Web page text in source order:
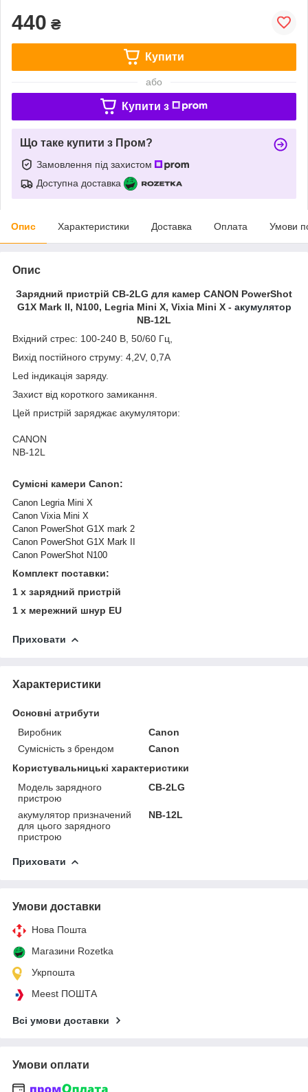
440 ₴
Купити
або
Купити з
Що таке купити з Пром?
Замовлення під захистом
Доступна доставка
Опис Характеристики Доставка Оплата Умови
Опис
Зарядний пристрій CB-2LG для камер CANON PowerShot
G1X Mark II, N100, Legria Mini X, Vixia Mini X - акумулятор
NB-12L
Вхідний стрес: 100-240 В, 50/60 Гц,
Вихід постійного струму: 4,2V, 0,7A
Led індикація заряду.
Захист від короткого замикання.
Цей пристрій заряджає акумулятори:
CANON
NB-12L
Сумісні камери Canon:
Canon Legria Mini X
Canon Vixia Mini X
Canon PowerShot G1X mark 2
Canon PowerShot G1X Mark II
Canon PowerShot N100
Комплект поставки:
1 х зарядний пристрій
1 х мережний шнур EU
Приховати
Характеристики
Основні атрибути
Виробник
Canon
Сумісність з брендом
Canon
Користувальницькі характеристики
Модель зарядного
пристрою
CB-2LG
акумулятор призначений
для цього зарядного
пристрою
NB-12L
Приховати
Умови доставки
Нова Пошта
Магазини Rozetka
Укрпошта
Meest ПОШТА
Всі умови доставки
Умови оплати